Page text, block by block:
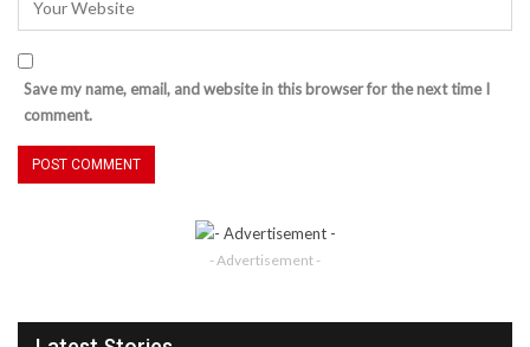
Save my name, email, and website in this browser for the next time I
comment.
- Advertisement -